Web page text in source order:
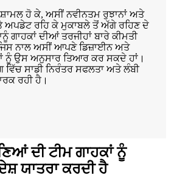
ਹੋ ਕੇ, ਅਸੀਂ ਨਵੀਨਤਮ ਰੁਝਾਨਾਂ ਅਤੇ
ਅਪਡੇਟ ਰਹਿ ਕੇ ਮੁਕਾਬਲੇ ਤੋਂ ਅੱਗੇ ਰਹਿਣ ਦੇ
ਗਾਹਕਾਂ ਦੀਆਂ ਤਰਜੀਹਾਂ ਬਾਰੇ ਕੀਮਤੀ
ਨਾਲ ਅਸੀਂ ਆਪਣੇ ਡਿਜ਼ਾਈਨ ਅਤੇ
ਨੂੰ ਉਸ ਅਨੁਸਾਰ ਤਿਆਰ ਕਰ ਸਕਦੇ ਹਾਂ।
ਸਾਡੀ ਨਿਰੰਤਰ ਸਫਲਤਾ ਅਤੇ ਲੰਬੀ
ਰਹੀ ਹੈ।
ਦੀ ਟੀਮ ਗਾਹਕਾਂ ਨੂੰ
ਯਾਤਰਾ ਕਰਦੀ ਹੈ